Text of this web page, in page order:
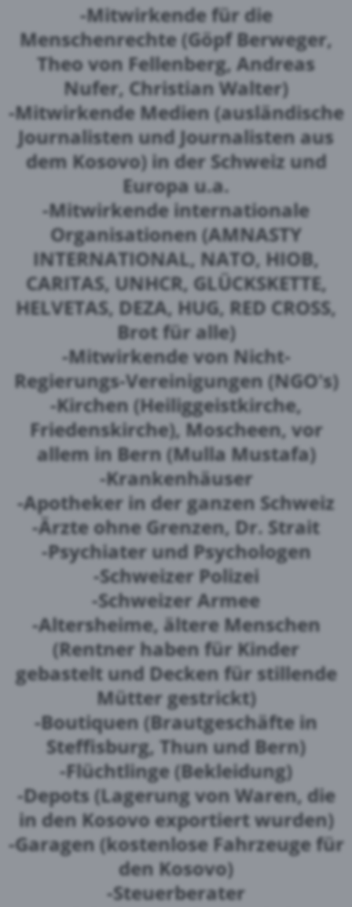
-Mitwirkende für die
Menschenrechte (Göpf Berweger,
Theo von Fellenberg, Andreas
Nufer, Christian Walter)
-Mitwirkende Medien (ausländische
Journalisten und Journalisten aus
dem Kosovo) in der Schweiz und
Europa u.a.
-Mitwirkende internationale
Organisationen (AMNASTY
INTERNATIONAL, NATO, HIOB,
CARITAS, UNHCR, GLÜCKSKETTE,
HELVETAS, DEZA, HUG, RED CROSS,
Brot für alle)
-Mitwirkende von Nicht-
Regierungs-Vereinigungen (NGO's)
-Kirchen (Heiliggeistkirche,
Friedenskirche), Moscheen, vor
allem in Bern (Mulla Mustafa)
-Krankenhäuser
-Apotheker in der ganzen Schweiz
-Ärzte ohne Grenzen, Dr. Strait
-Psychiater und Psychologen
-Schweizer Polizei
-Schweizer Armee
-Altersheime, ältere Menschen
(Rentner haben für Kinder
gebastelt und Decken für stillende
Mütter gestrickt)
-Boutiquen (Brautgeschäfte in
Steffisburg, Thun und Bern)
-Flüchtlinge (Bekleidung)
-Depots (Lagerung von Waren, die
in den Kosovo exportiert wurden)
-Garagen (kostenlose Fahrzeuge für
den Kosovo)
-Steuerberater